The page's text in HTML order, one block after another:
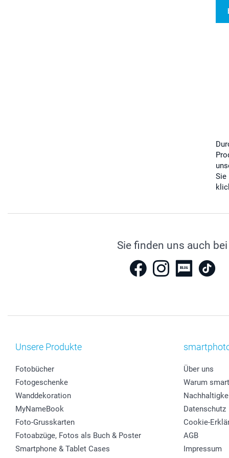
Sie
Sie finden uns auch bei
Unsere Produkte
Fotobücher
Fotogeschenke
Wanddekoration
MyNameBook
Foto-Grusskarten
Fotoabzüge, Fotos als Buch & Poster
Smartphone & Tablet Cases
Über uns
Warum
Datenschutz
Cookie-
AGB
Impressum